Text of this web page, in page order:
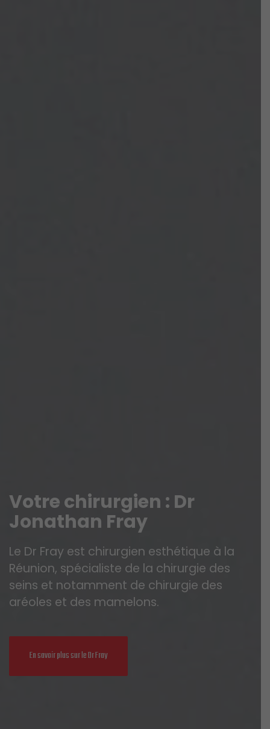
Votrechirurgien : Dr
Jonathan Fray
Le Dr Fray est chirurgien esthétique à la
Réunion, spécialiste de la chirurgie des
seins et notamment de chirurgie des
aréoles et des mamelons.
En savoir plus sur le Dr Fray